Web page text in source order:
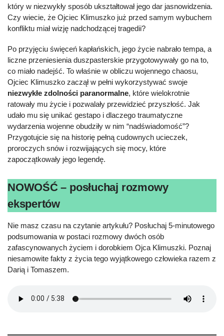
który w niezwykły sposób ukształtował jego dar jasnowidzenia.
Czy wiecie, że Ojciec Klimuszko już przed samym wybuchem
konfliktu miał wizję nadchodzącej tragedii?
Po przyjęciu święceń kapłańskich, jego życie nabrało tempa, a
liczne przeniesienia duszpasterskie przygotowywały go na to,
co miało nadejść. To właśnie w obliczu wojennego chaosu,
Ojciec Klimuszko zaczął w pełni wykorzystywać swoje
niezwykłe zdolności paranormalne, które wielokrotnie
ratowały mu życie i pozwalały przewidzieć przyszłość. Jak
udało mu się unikać gestapo i dlaczego traumatyczne
wydarzenia wojenne obudziły w nim “nadświadomość”?
Przygotujcie się na historię pełną cudownych ucieczek,
proroczych snów i rozwijających się mocy, które
zapoczątkowały jego legendę.
NOWOŚĆ – posłuchaj rozmowy
ekspertów
Nie masz czasu na czytanie artykułu? Posłuchaj 5-minutowego
podsumowania w postaci rozmowy dwóch osób
zafascynowanych życiem i dorobkiem Ojca Klimuszki. Poznaj
niesamowite fakty z życia tego wyjątkowego człowieka razem z
Darią i Tomaszem.